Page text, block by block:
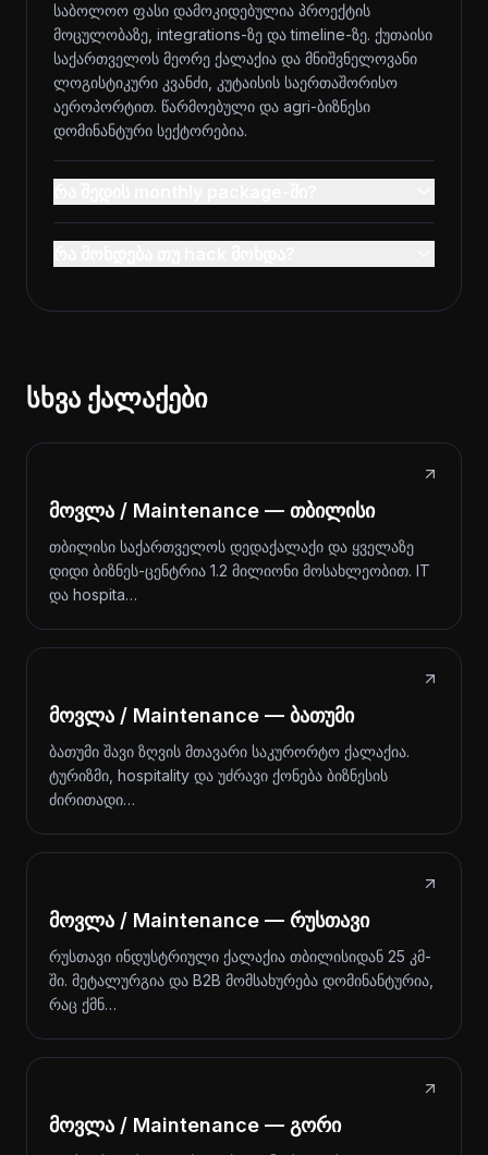
საბოლოო ფასი დამოკიდებულია პროექტის
მოცულობაზე, integrations-ზე და timeline-ზე. ქუთაისი
საქართველოს მეორე ქალაქია და მნიშვნელოვანი
ლოგისტიკური კვანძი, კუტაისის საერთაშორისო
აეროპორტით. წარმოებული და agri-ბიზნესი
დომინანტური სექტორებია.
სხვა ქალაქები
მოვლა / Maintenance — თბილისი
თბილისი საქართველოს დედაქალაქი და ყველაზე
დიდი ბიზნეს-ცენტრია 1.2 მილიონი მოსახლეობით. IT
და hospita…
მოვლა / Maintenance — ბათუმი
ბათუმი შავი ზღვის მთავარი საკურორტო ქალაქია.
ტურიზმი, hospitality და უძრავი ქონება ბიზნესის
ძირითადი…
მოვლა / Maintenance — რუსთავი
რუსთავი ინდუსტრიული ქალაქია თბილისიდან 25 კმ-
ში. მეტალურგია და B2B მომსახურება დომინანტურია,
რაც ქმნ…
მოვლა / Maintenance — გორი